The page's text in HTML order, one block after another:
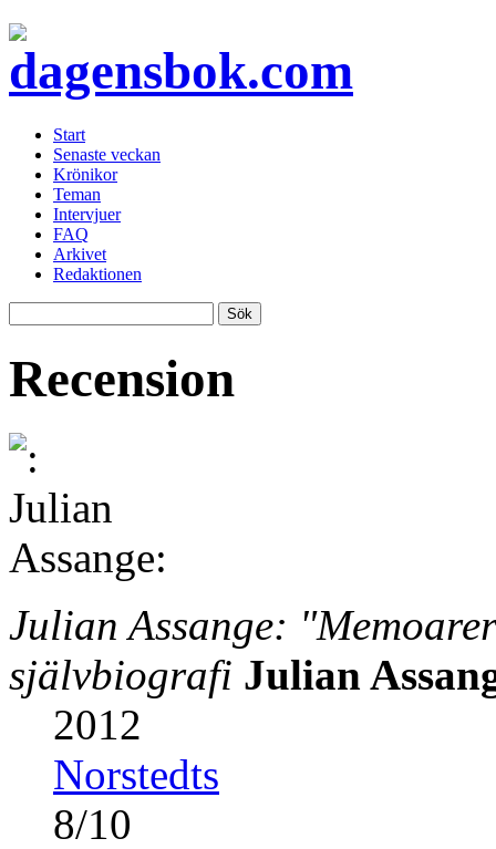
Start
Senaste veckan
Krönikor
Teman
Intervjuer
FAQ
Arkivet
Redaktionen
Recension
Julian Assange:
självbiografi Julian
2012
Norstedts
8/10